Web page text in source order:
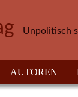
Unpolitisch
AUTOREN